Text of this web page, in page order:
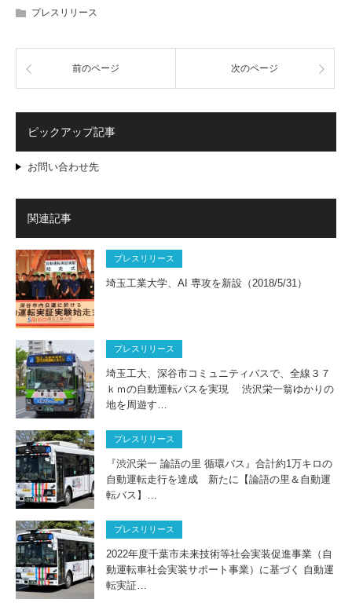
プレスリリース
前のページ 次のページ
ピックアップ記事
お問い合わせ先
関連記事
プレスリリース
埼玉工業大学、AI 専攻を新設（2018/5/31）
プレスリリース
埼玉工大、深谷市コミュニティバスで、全線３７
ｋｍの自動運転バスを実現 渋沢栄一翁ゆかりの
地を周遊す…
プレスリリース
『渋沢栄一 論語の里 循環バス』合計約1万キロの
自動運転走行を達成 新たに【論語の里＆自動運
転バス】…
プレスリリース
2022年度千葉市未来技術等社会実装促進事業（自
動運転車社会実装サポート事業）に基づく 自動運
転実証…